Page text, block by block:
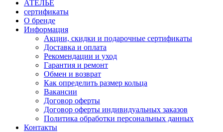
АТЕЛЬЕ
сертификаты
О бренде
Информация
Акции, скидки и подарочные сертификаты
Доставка и оплата
Рекомендации и уход
Гарантия и ремонт
Обмен и возврат
Как определить размер кольца
Вакансии
Договор оферты
Договор оферты индивидуальных заказов
Политика обработки персональных данных
Контакты